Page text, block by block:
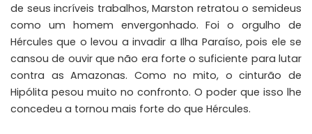
de seus incríveis trabalhos, Marston retratou o semideus
como um homem envergonhado. Foi o orgulho de
Hércules que o levou a invadir a Ilha Paraíso, pois ele se
cansou de ouvir que não era forte o suficiente para lutar
contra as Amazonas. Como no mito, o cinturão de
Hipólita pesou muito no confronto. O poder que isso lhe
concedeu a tornou mais forte do que Hércules.